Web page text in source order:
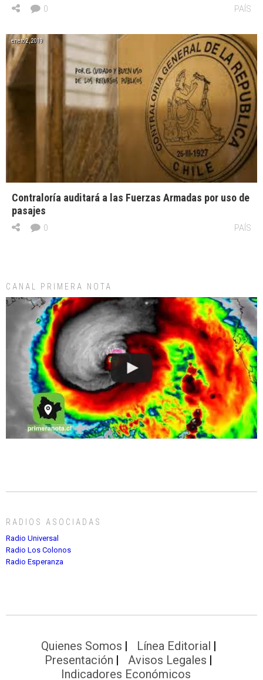
PAÍS
0
enero 2, 2019
Contraloría auditará a las Fuerzas Armadas por uso de
pasajes
PAÍS
0
CANAL PRIMERA NOTA
RADIOS ASOCIADAS
Radio Universal
Radio Los Colonos
Radio Esperanza
Quienes Somos
Línea Editorial
Presentación
Avisos Legales
Indicadores Económicos